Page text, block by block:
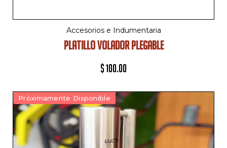
Accesorios e Indumentaria
PLATILLO VOLADOR PLEGABLE
$100.00
Próximamente Disponible